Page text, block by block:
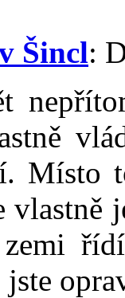
Šincl:
Místo
vlastně
jste